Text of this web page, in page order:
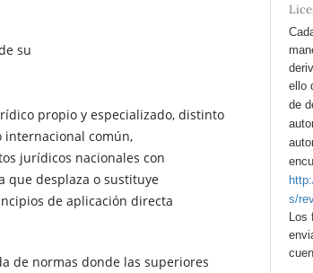
su
propio y especializado, distinto
internacional común,
jurídicos nacionales con
que desplaza o sustituye
de aplicación directa
de normas donde las superiores
ello
de
s/